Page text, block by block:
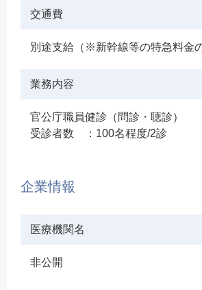
交通費
別途支給（※新幹線等の特急料金
業務内容
官公庁職員健診（問診・聴診）
受診者数 ：100名程度/2診
企業情報
医療機関名
非公開